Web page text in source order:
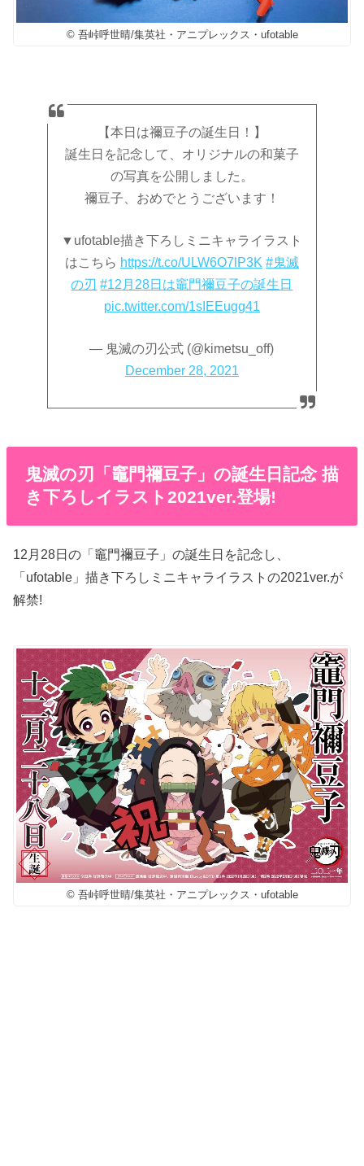
© 吾峠呼世晴/集英社・アニプレックス・ufotable
【本日は禰󠄀豆子の誕生日！】
誕生日を記念して、オリジナルの和菓子
の写真を公開しました。
禰󠄀豆子、おめでとうございます！
▼ufotable描き下ろしミニキャライラスト
はこちら https://t.co/ULW6O7lP3K #鬼滅
の刃 #12月28日は竈門禰󠄀豆子の誕生日
pic.twitter.com/1sIEEugg41
— 鬼滅の刃公式 (@kimetsu_off)
December 28, 2021
鬼滅の刃「竈門禰豆子」の誕生日記念 描
き下ろしイラスト2021ver.登場!
12月28日の「竈門禰豆子」の誕生日を記念し、
「ufotable」描き下ろしミニキャライラストの2021ver.が
解禁!
© 吾峠呼世晴/集英社・アニプレックス・ufotable